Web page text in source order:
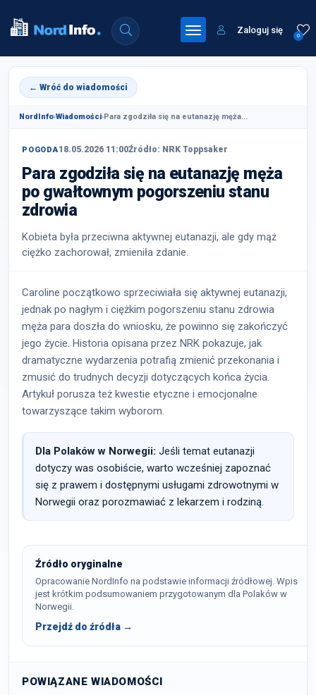
0
Zaloguj się
← Wróć do wiadomości
NordInfo›Wiadomości›Para zgodziła się na eutanazję męża...
POGODA18.05.2026 11:00Źródło: NRK Toppsaker
Para zgodziła się na eutanazję męża
po gwałtownym pogorszeniu stanu
zdrowia
Kobieta była przeciwna aktywnej eutanazji, ale gdy mąż
ciężko zachorował, zmieniła zdanie.
Caroline początkowo sprzeciwiała się aktywnej eutanazji,
jednak po nagłym i ciężkim pogorszeniu stanu zdrowia
męża para doszła do wniosku, że powinno się zakończyć
jego życie. Historia opisana przez NRK pokazuje, jak
dramatyczne wydarzenia potrafią zmienić przekonania i
zmusić do trudnych decyzji dotyczących końca życia.
Artykuł porusza też kwestie etyczne i emocjonalne
towarzyszące takim wyborom.
Dla Polaków w Norwegii: Jeśli temat eutanazji
dotyczy was osobiście, warto wcześniej zapoznać
się z prawem i dostępnymi usługami zdrowotnymi w
Norwegii oraz porozmawiać z lekarzem i rodziną.
Źródło oryginalne
Opracowanie NordInfo na podstawie informacji źródłowej. Wpis
jest krótkim podsumowaniem przygotowanym dla Polaków w
Norwegii.
Przejdź do źródła →
POWIĄZANE WIADOMOŚCI